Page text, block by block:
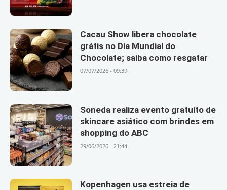
Cacau Show libera chocolate
grátis no Dia Mundial do
Chocolate; saiba como resgatar
07/07/2026 - 09:39
Soneda realiza evento gratuito de
skincare asiático com brindes em
shopping do ABC
29/06/2026 - 21:44
Kopenhagen usa estreia de